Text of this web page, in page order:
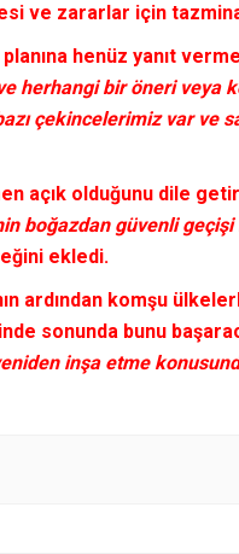
ve zararlar için
henüz yanıt
herhangi bir öneri veya
çekincelerimiz var ve
açık olduğunu dile
boğazdan güvenli
ekledi.
ardından komşu
sonunda bunu
inşa etme